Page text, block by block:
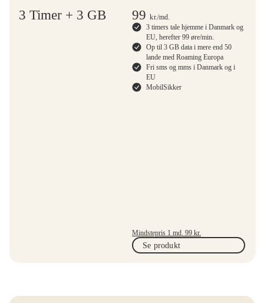
3 Timer + 3 GB 99kr./md.
3 timers tale hjemme i Danmark og
EU, herefter 99 øre/min.
Op til 3 GB data i mere end 50
lande med Roaming Europa
Fri sms og mms i Danmark og i
EU
MobilSikker
Mindstepris 1 md. 99 kr.
Se produkt